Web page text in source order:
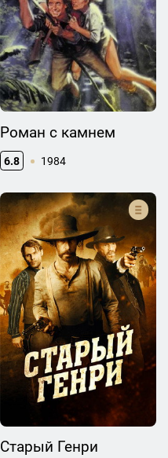
Роман с камнем
6.8 1984
Старый Генри